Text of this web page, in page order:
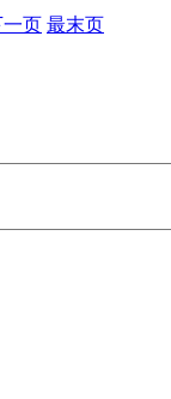
一页 最末页